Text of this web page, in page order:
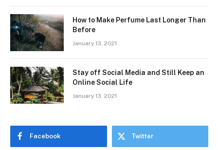
How to Make Perfume Last Longer Than
Before
January 13, 2021
Stay off Social Media and Still Keep an
Online Social Life
January 13, 2021
Facebook Twitter